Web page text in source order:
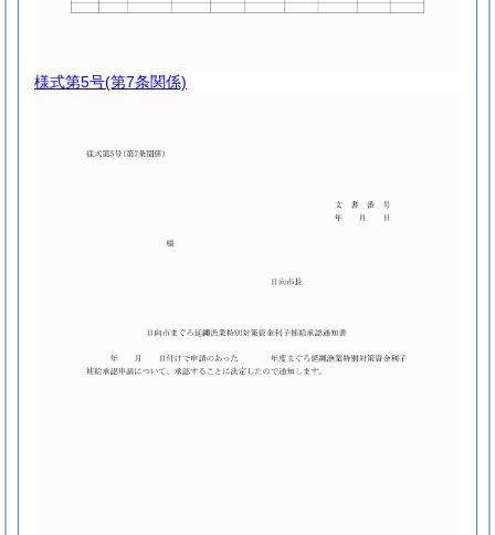
様式第5号(第7条関係)